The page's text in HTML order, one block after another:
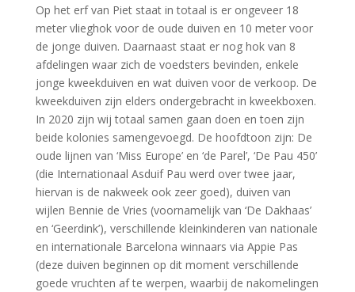
Op het erf van Piet staat in totaal is er ongeveer 18
meter vlieghok voor de oude duiven en 10 meter voor
de jonge duiven. Daarnaast staat er nog hok van 8
afdelingen waar zich de voedsters bevinden, enkele
jonge kweekduiven en wat duiven voor de verkoop. De
kweekduiven zijn elders ondergebracht in kweekboxen.
In 2020 zijn wij totaal samen gaan doen en toen zijn
beide kolonies samengevoegd. De hoofdtoon zijn: De
oude lijnen van ‘Miss Europe’ en ‘de Parel’, ‘De Pau 450’
(die Internationaal Asduif Pau werd over twee jaar,
hiervan is de nakweek ook zeer goed), duiven van
wijlen Bennie de Vries (voornamelijk van ‘De Dakhaas’
en ‘Geerdink’), verschillende kleinkinderen van nationale
en internationale Barcelona winnaars via Appie Pas
(deze duiven beginnen op dit moment verschillende
goede vruchten af te werpen, waarbij de nakomelingen